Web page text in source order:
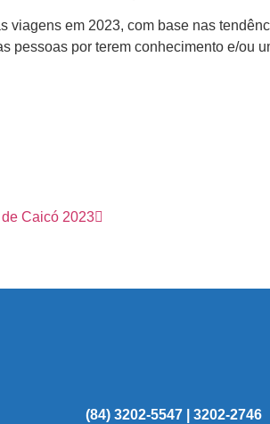
em 2023, com base nas
pessoas por terem conhecimento e/ou
Caicó 2023
(84) 3202-5547 | 3202-2746